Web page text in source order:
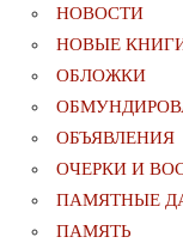
НОВОСТИ
НОВЫЕ
ОБЛОЖКИ
ОБЪЯВЛЕНИЯ
ОЧЕРКИ И
ПАМЯТНЫЕ
ПАМЯТЬ